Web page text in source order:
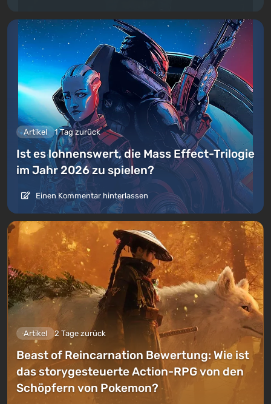
Artikel 1 Tag zurück
Ist es lohnenswert, die Mass Effect-Trilogie
im Jahr 2026 zu spielen?
Einen Kommentar hinterlassen
Artikel 2 Tage zurück
Beast of Reincarnation Bewertung: Wie ist
das storygesteuerte Action-RPG von den
Schöpfern von Pokemon?